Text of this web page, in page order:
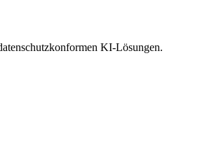
KI-Lösungen.